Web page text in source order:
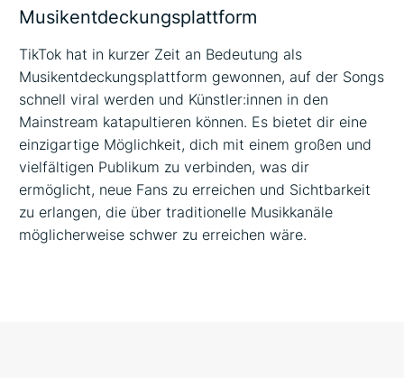
Musikentdeckungsplattform
TikTok hat in kurzer Zeit an Bedeutung als
Musikentdeckungsplattform gewonnen, auf der Songs
schnell viral werden und Künstler:innen in den
Mainstream katapultieren können. Es bietet dir eine
einzigartige Möglichkeit, dich mit einem großen und
vielfältigen Publikum zu verbinden, was dir
ermöglicht, neue Fans zu erreichen und Sichtbarkeit
zu erlangen, die über traditionelle Musikkanäle
möglicherweise schwer zu erreichen wäre.